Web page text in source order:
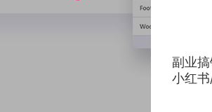
副业
小红书